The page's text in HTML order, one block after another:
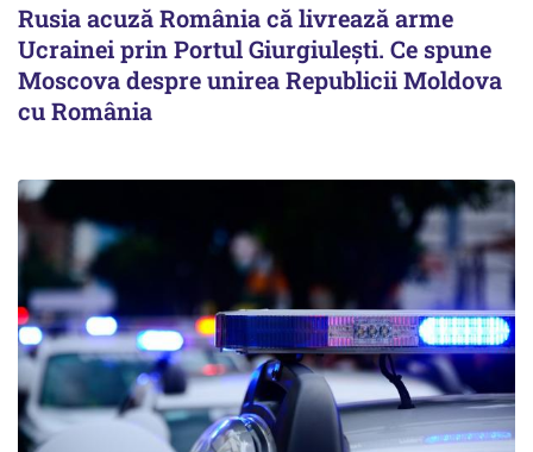
Rusia acuză România că livrează arme
Ucrainei prin Portul Giurgiulești. Ce spune
Moscova despre unirea Republicii Moldova
cu România